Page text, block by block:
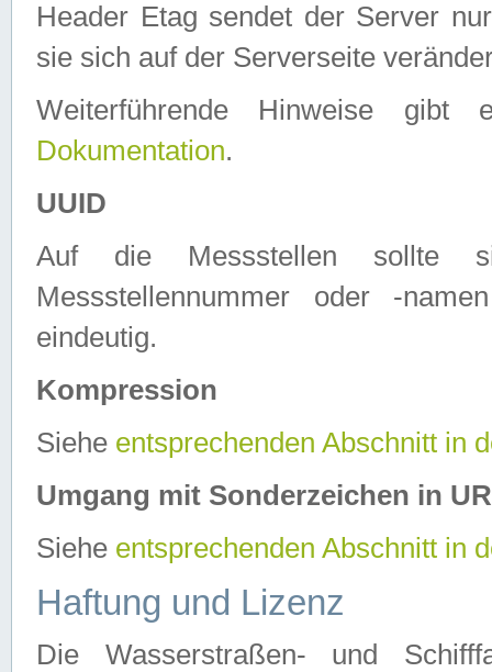
Header Etag sendet der Server
sie sich auf der Serverseite
Weiterführende Hinweise
Dokumentation.
UUID
Auf die Messstellen sollte
Messstellennummer oder -
eindeutig.
Kompression
Siehe entsprechenden Abschnitt in
Umgang mit Sonderzeichen in
Siehe entsprechenden Abschnitt in
Haftung und Lizenz
Die Wasserstraßen- und